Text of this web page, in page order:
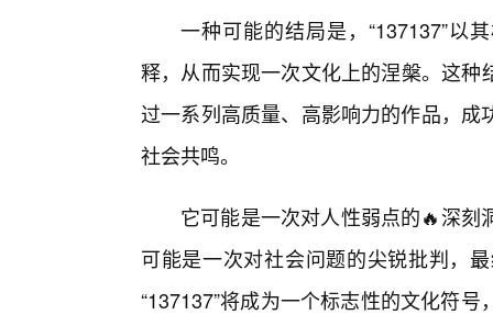
一种可能的结局是，“137137”以
释，从而实现一次文化上的涅槃。这种
过一系列高质量、高影响力的作品，
社会共鸣。
它可能是一次对人性弱点的🔥深
可能是一次对社会问题的尖锐批判，
“137137”将成为一个标志性的文化符